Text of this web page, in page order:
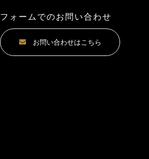
フォームでのお問い合わせ
お問い合わせはこちら